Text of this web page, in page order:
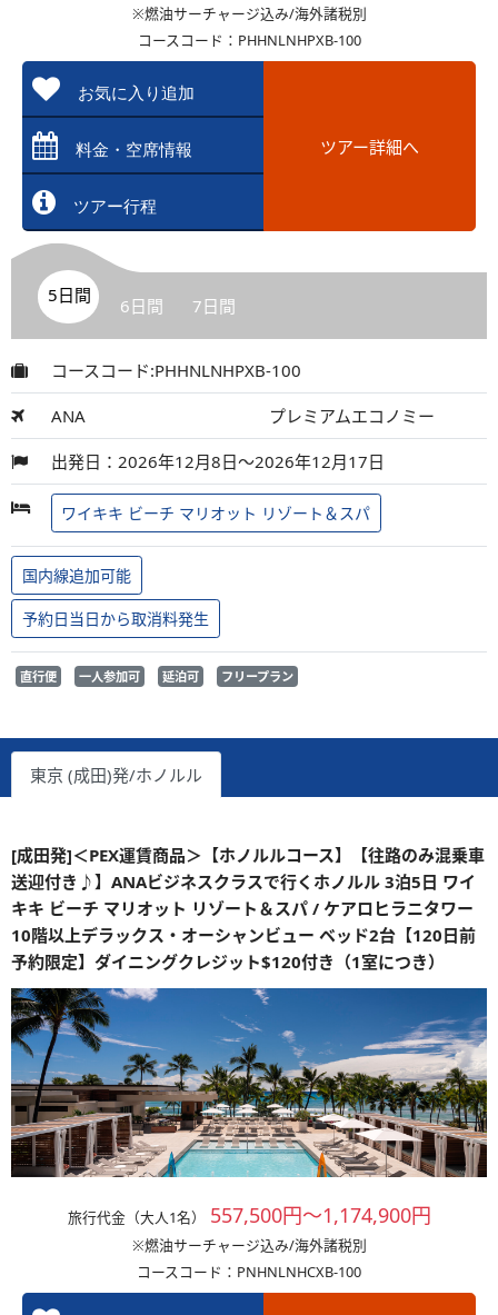
※燃油サーチャージ込み/海外諸税別
コースコード：PHHNLNHPXB-100
お気に入り追加
料金・空席情報
ツアー行程
ツアー詳細へ
5日間 6日間 7日間
コースコード:PHHNLNHPXB-100
ANA プレミアムエコノミー
出発日：2026年12月8日～2026年12月17日
ワイキキ ビーチ マリオット リゾート＆スパ
国内線追加可能
予約日当日から取消料発生
直行便 一人参加可 延泊可 フリープラン
東京 (成田)発/ホノルル
[成田発]＜PEX運賃商品＞【ホノルルコース】【往路のみ混乗車
送迎付き♪】ANAビジネスクラスで行くホノルル 3泊5日 ワイ
キキ ビーチ マリオット リゾート＆スパ / ケアロヒラニタワー
10階以上デラックス・オーシャンビュー ベッド2台【120日前
予約限定】ダイニングクレジット$120付き（1室につき）
旅行代金（大人1名） 557,500円～1,174,900円
※燃油サーチャージ込み/海外諸税別
コースコード：PNHNLNHCXB-100